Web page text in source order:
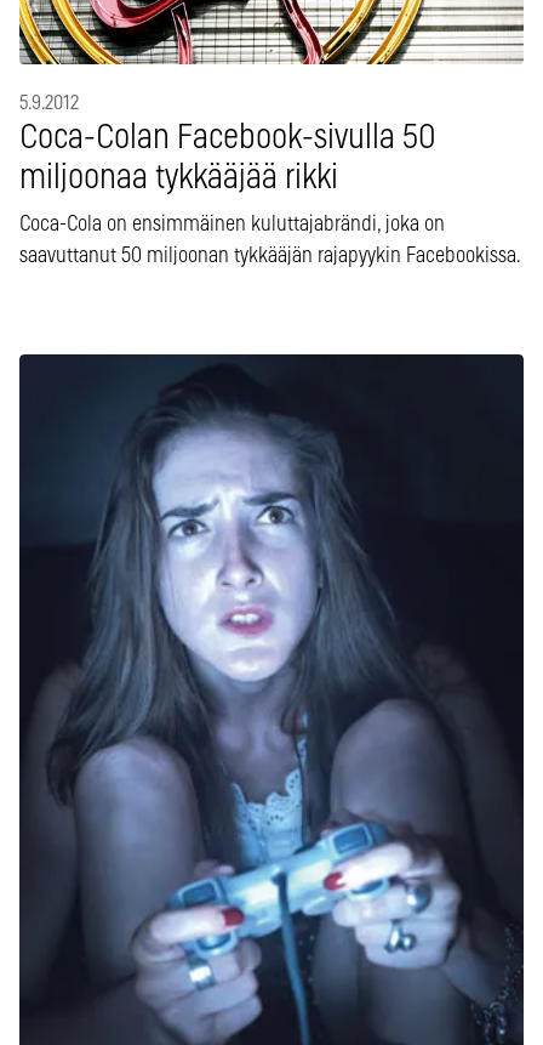
5.9.2012
Coca-Colan Facebook-sivulla 50
miljoonaa tykkääjää rikki
Coca-Cola on ensimmäinen kuluttajabrändi, joka on
saavuttanut 50 miljoonan tykkääjän rajapyykin Facebookissa.